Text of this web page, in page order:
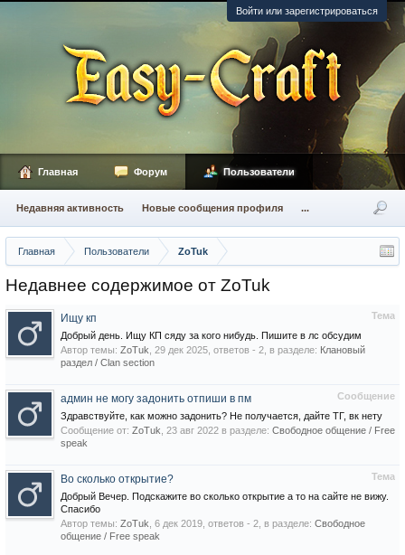
Войти или зарегистрироваться
Главная Пользователи ZoTuk
Недавнее содержимое от ZoTuk
Тема
Ищу кп
Добрый день. Ищу КП сяду за кого нибудь. Пишите в лс обсудим
Автор темы: ZoTuk 29 дек 2025 , ответов - 2, в разделе: Клановый
раздел / Сlan section
Сообщение
админ не могу задонить отпиши в пм
Здравствуйте, как можно задонить? Не получается, дайте ТГ, вк нету
Сообщение от: ZoTuk 23 авг 2022 в разделе: Свободное общение / Free
speak
Тема
Во сколько открытие?
Добрый Вечер. Подскажите во сколько открытие а то на сайте не вижу.
Спасибо
Автор темы: ZoTuk 6 дек 2019 , ответов - 2, в разделе: Свободное
общение / Free speak
Главная Форум Пользователи
Недавняя активность Новые сообщения профиля ...